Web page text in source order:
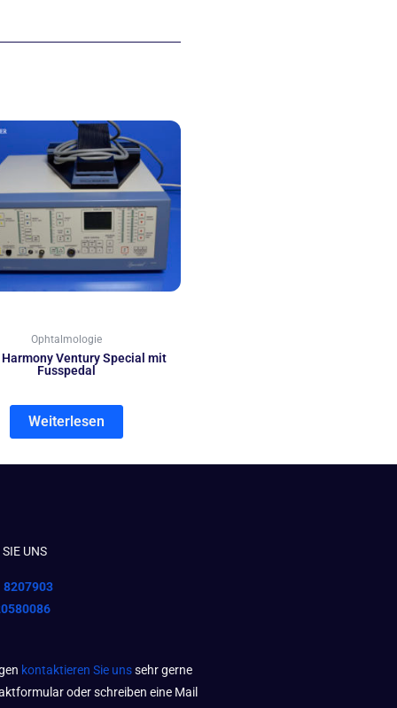
Ophtalmologie
Harmony Ventury Special mit
Fusspedal
Weiterlesen
UNS
8207903
kontaktieren Sie unssehr gerne
oder schreiben eine Mail